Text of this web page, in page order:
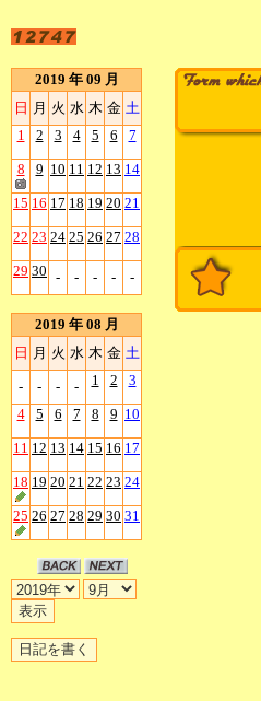
2019 年 09 月
日 月 火 水 木 金 土
1
2 3 4 5 6 7
8 9 10 11 12 13 14
15 16 17 18 19 20 21
22 23 24 25 26 27 28
29 30 - - - - -
2019 年 08 月
日 月 火 水 木 金 土
- - - - 1 2 3
4 5 6 7 8 9 10
11 12 13 14 15 16 17
18 19 20 21 22 23 24
25 26 27 28 29 30 31